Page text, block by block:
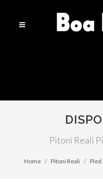
Pitoni Reali
Home Pitoni Reali Pied